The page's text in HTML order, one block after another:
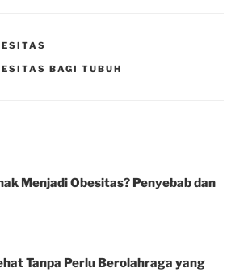
BAGI TUBUH
Menjadi Obesitas? Penyebab dan
Tanpa Perlu Berolahraga yang